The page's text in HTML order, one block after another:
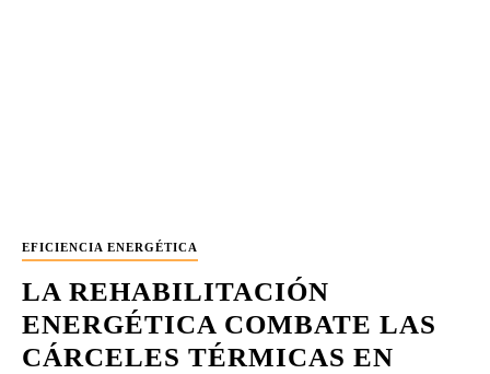
EFICIENCIA ENERGÉTICA
LA REHABILITACIÓN
ENERGÉTICA COMBATE LAS
CÁRCELES TÉRMICAS EN